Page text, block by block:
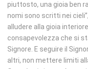
piuttosto, una gioia ben
nomi sono scritti nei
alludere alla gioia
consapevolezza che si
Signore. E seguire il
altri, non mettere limiti